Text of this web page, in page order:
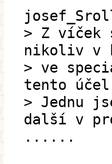
> Z víček
nikoliv v
> ve
tento
> Jednu
další v
......